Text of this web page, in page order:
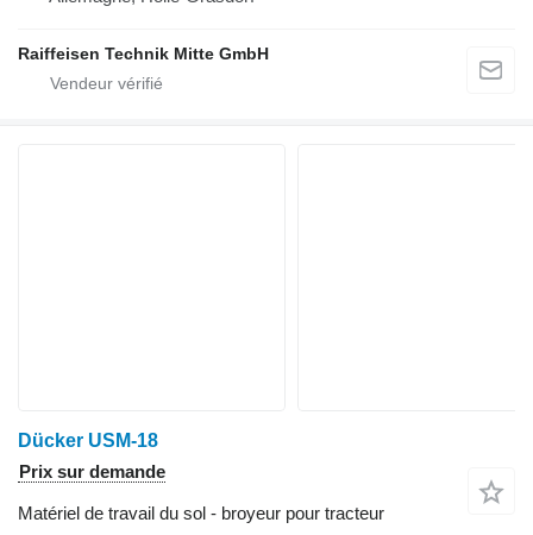
Raiffeisen Technik Mitte GmbH
Dücker USM-18
Prix sur demande
Matériel de travail du sol - broyeur pour tracteur